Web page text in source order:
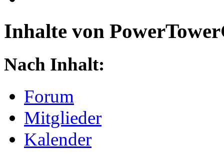
Inhalte von
Nach Inhalt:
Forum
Mitglieder
Kalender